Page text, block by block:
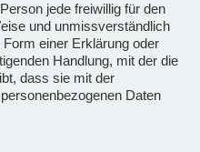
jede freiwillig für den
und unmissverständlich
einer Erklärung oder
Handlung, mit der die
dass sie mit der
Daten